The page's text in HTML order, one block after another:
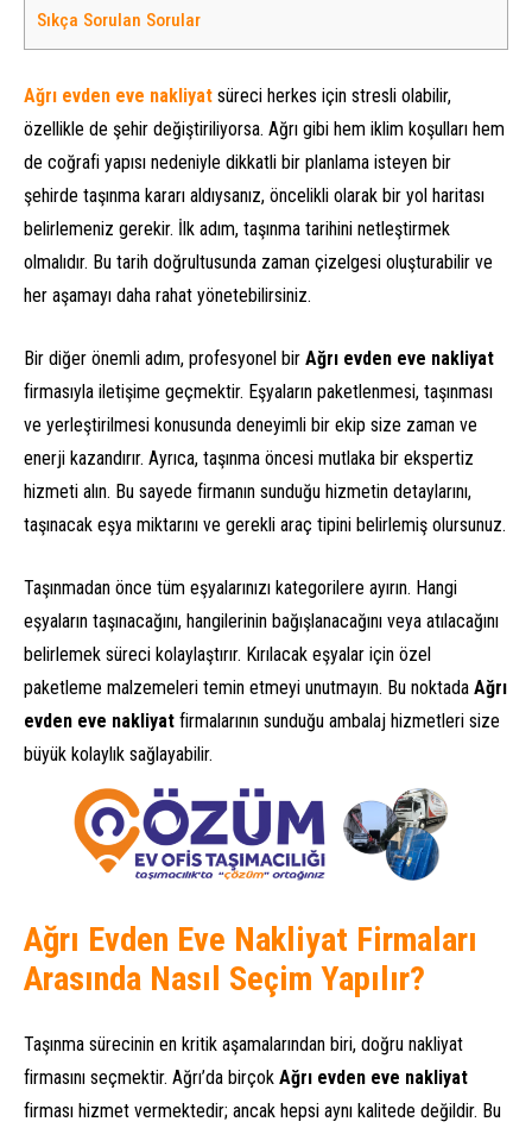
Sıkça Sorulan Sorular
Ağrı evden eve nakliyat süreci herkes için stresli olabilir,
özellikle de şehir değiştiriliyorsa. Ağrı gibi hem iklim koşulları hem
de coğrafi yapısı nedeniyle dikkatli bir planlama isteyen bir
şehirde taşınma kararı aldıysanız, öncelikli olarak bir yol haritası
belirlemeniz gerekir. İlk adım, taşınma tarihini netleştirmek
olmalıdır. Bu tarih doğrultusunda zaman çizelgesi oluşturabilir ve
her aşamayı daha rahat yönetebilirsiniz.
Bir diğer önemli adım, profesyonel bir Ağrı evden eve nakliyat
firmasıyla iletişime geçmektir. Eşyaların paketlenmesi, taşınması
ve yerleştirilmesi konusunda deneyimli bir ekip size zaman ve
enerji kazandırır. Ayrıca, taşınma öncesi mutlaka bir ekspertiz
hizmeti alın. Bu sayede firmanın sunduğu hizmetin detaylarını,
taşınacak eşya miktarını ve gerekli araç tipini belirlemiş olursunuz.
Taşınmadan önce tüm eşyalarınızı kategorilere ayırın. Hangi
eşyaların taşınacağını, hangilerinin bağışlanacağını veya atılacağını
belirlemek süreci kolaylaştırır. Kırılacak eşyalar için özel
paketleme malzemeleri temin etmeyi unutmayın. Bu noktada Ağrı
evden eve nakliyat firmalarının sunduğu ambalaj hizmetleri size
büyük kolaylık sağlayabilir.
Ağrı Evden Eve Nakliyat Firmaları
Arasında Nasıl Seçim Yapılır?
Taşınma sürecinin en kritik aşamalarından biri, doğru nakliyat
firmasını seçmektir. Ağrı’da birçok Ağrı evden eve nakliyat
firması hizmet vermektedir; ancak hepsi aynı kalitede değildir. Bu